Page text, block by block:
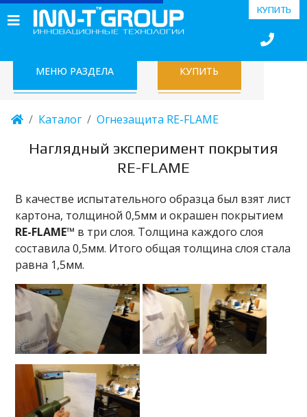
КУПИТЬ
МЕНЮ РАЗДЕЛА КУПИТЬ
Каталог Огнезащита RE-FLAME
Наглядный эксперимент покрытия
RE-FLAME
В качестве испытательного образца был взят лист
картона, толщиной 0,5мм и окрашен покрытием
RE-FLAME™ в три слоя. Толщина каждого слоя
составила 0,5мм. Итого общая толщина слоя стала
равна 1,5мм.